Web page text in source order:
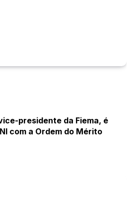
presidente da Fiema, é
com a Ordem do Mérito